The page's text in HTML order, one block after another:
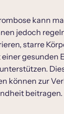
kann
jedoch
starre
gesunden
können zur
beitragen.